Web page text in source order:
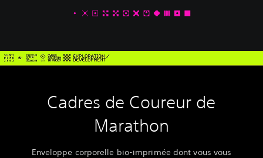
Cadres de Coureur de
Marathon
Enveloppe corporelle bio-imprimée dont vous vous